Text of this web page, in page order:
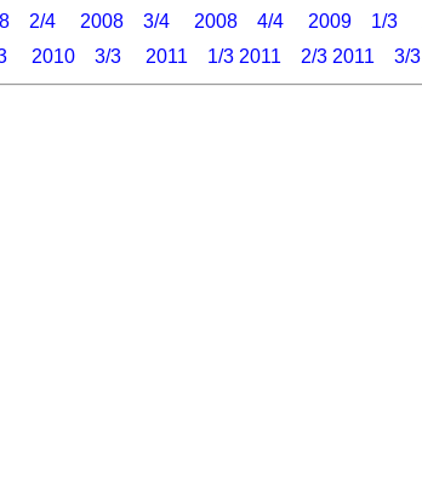
2/4 2008 3/4 2008 4/4 2009 1/3
2010 3/3 2011 1/3 2011 2/3 2011 3/3